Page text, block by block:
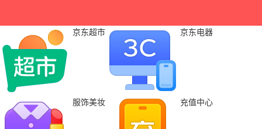
京东超市 京东电器
服饰美妆 充值中心